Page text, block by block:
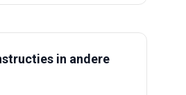
in andere